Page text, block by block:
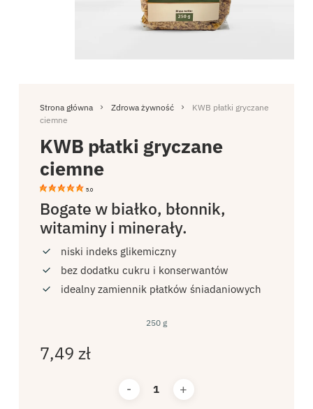
Strona główna Zdrowa żywność
KWB płatki gryczane
ciemne
KWB płatki gryczane
ciemne
5.0
Bogate w białko, błonnik,
witaminy i minerały.
niski indeks glikemiczny
bez dodatku cukru i konserwantów
idealny zamiennik płatków śniadaniowych
250 g
7,49 zł